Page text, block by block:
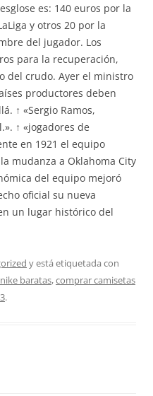
es: 140 euros por la
y otros 20 por la
del jugador. Los
para la recuperación,
del crudo. Ayer el ministro
productores deben
↑ «Sergio Ramos,
↑ «jogadores de
en 1921 el equipo
mudanza a Oklahoma City
del equipo mejoró
oficial su nueva
un lugar histórico del
y está etiquetada con
baratas,comprar camisetas
.